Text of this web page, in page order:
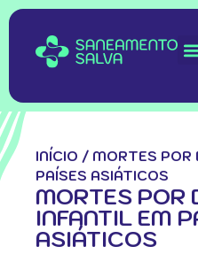
INÍCIO / MORTES POR
PAÍSES ASIÁTICOS
MORTES POR
INFANTIL EM
ASIÁTICOS